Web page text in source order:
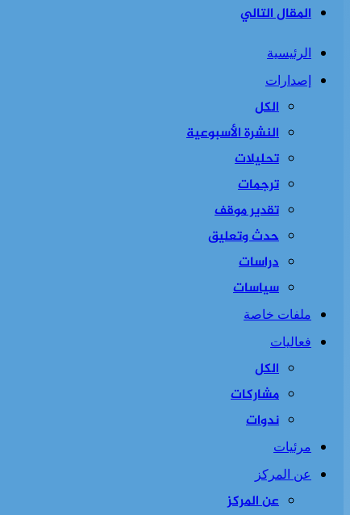
المقال التالي
الرئيسية
إصدارات
الكل
النشرة الأسبوعية
تحليلات
ترجمات
تقدير موقف
حدث وتعليق
دراسات
سياسات
ملفات خاصة
فعاليات
الكل
مشاركات
ندوات
مرئيات
عن المركز
عن المركز